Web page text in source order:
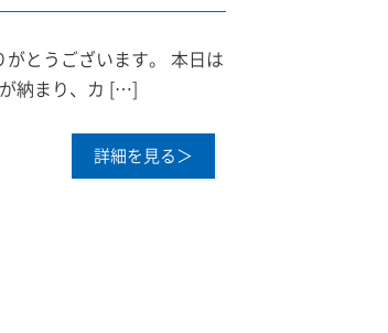
とうございます。 本日は
納まり、カ […]
詳細を見る＞